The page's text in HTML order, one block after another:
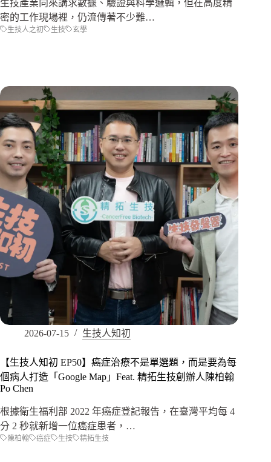
生技產業向來講求數據、驗證與科學邏輯，但在高度精
密的工作現場裡，仍流傳著不少難…
生技人之初 生技 玄學
2026-07-15 生技人知初
【生技人知初 EP50】癌症治療不是單選題，而是要為每
個病人打造「Google Map」Feat. 精拓生技創辦人陳柏翰
Po Chen
根據衛生福利部 2022 年癌症登記報告，在臺灣平均每 4
分 2 秒就新增一位癌症患者，…
陳柏翰 癌症 生技 精拓生技